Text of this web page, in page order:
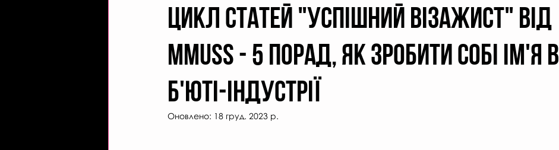
Цикл статей "Успішний візажист" від
MMUSS - 5 порад, як зробити собі ім'я в
б'юті-індустрії
Оновлено: 18 груд. 2023 р.